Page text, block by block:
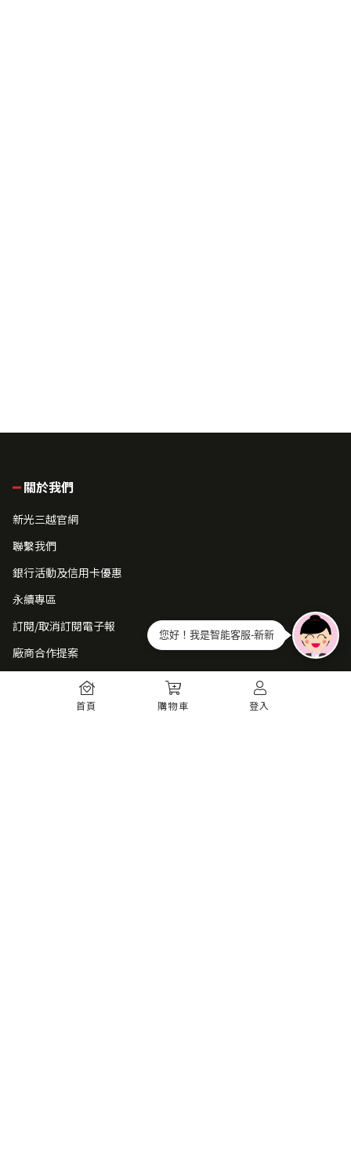
關於我們
新光三越官網
聯繫我們
銀行活動及信用卡優惠
永續專區
訂閱/取消訂閱電子報
廠商合作提案
首頁 購物車 登入
您好！我是智能客服-新新